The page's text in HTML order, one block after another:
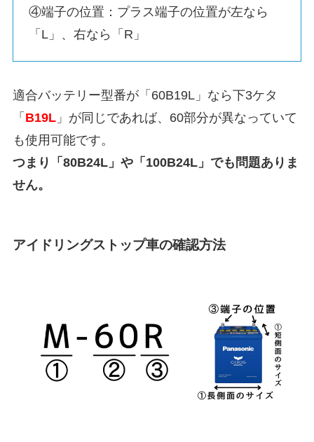
④端子の位置：プラス端子の位置が左なら
「L」、右なら「R」
適合バッテリー型番が「60B19L」なら下3ケタ
「 B19L」が同じであれば、60部分が異なっていて
も使用可能です。
つまり「80B24L」や「100B24L」でも問題ありま
せん。
アイドリングストップ車の確認方法